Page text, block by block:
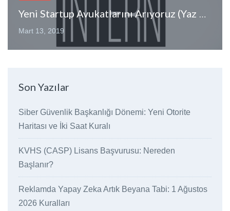
Yeni Startup Avukatlarını Arıyoruz (Yaz Staj İlanı)
Mart 13, 2019
Son Yazılar
Siber Güvenlik Başkanlığı Dönemi: Yeni Otorite
Haritası ve İki Saat Kuralı
KVHS (CASP) Lisans Başvurusu: Nereden
Başlanır?
Reklamda Yapay Zeka Artık Beyana Tabi: 1 Ağustos
2026 Kuralları